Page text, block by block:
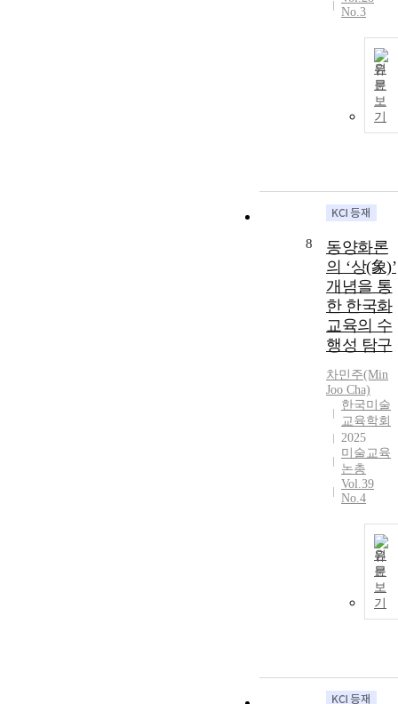
No.3
원
문
보
기
8
동양화론
의 ‘상(象)’
개념을 통
한 한국화
교육의 수
행성 탐구
차민주(Min
Joo Cha)
한국미술
교육학회
2025
미술교육
논총
Vol.39
No.4
원
문
보
기